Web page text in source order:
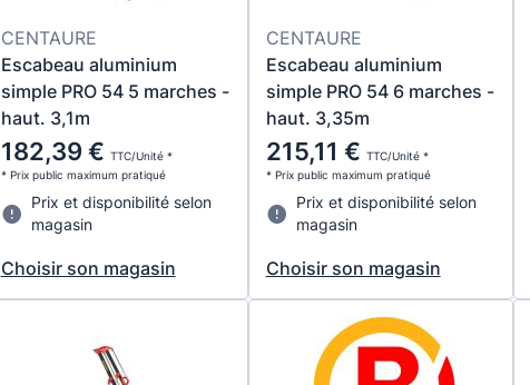
CENTAURE
Escabeau aluminium
simple PRO 54 5 marches -
haut. 3,1m
182,39 € TTC/Unité *
* Prix public maximum pratiqué
Prix et disponibilité selon
magasin
Choisir son magasin
CENTAURE
Escabeau aluminium
simple PRO 54 6 marches -
haut. 3,35m
215,11 € TTC/Unité *
* Prix public maximum pratiqué
Prix et disponibilité selon
magasin
Choisir son magasin